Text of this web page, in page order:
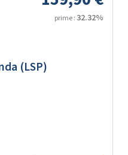
prime : 32.32%
(LSP)